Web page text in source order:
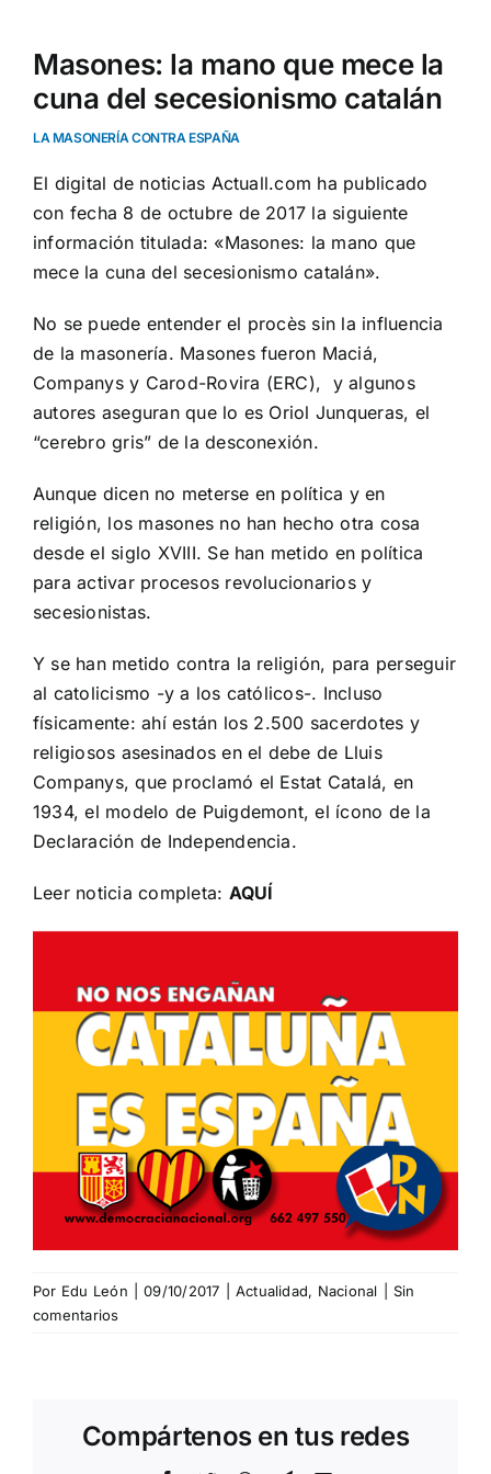
Masones: la mano que mece la
cuna del secesionismo catalán
LA MASONERÍA CONTRA ESPAÑA
El digital de noticias Actuall.com ha publicado
con fecha 8 de octubre de 2017 la siguiente
información titulada: «Masones: la mano que
mece la cuna del secesionismo catalán».
No se puede entender el procès sin la influencia
de la masonería. Masones fueron Maciá,
Companys y Carod-Rovira (ERC), y algunos
autores aseguran que lo es Oriol Junqueras, el
“cerebro gris” de la desconexión.
Aunque dicen no meterse en política y en
religión, los masones no han hecho otra cosa
desde el siglo XVIII. Se han metido en política
para activar procesos revolucionarios y
secesionistas.
Y se han metido contra la religión, para perseguir
al catolicismo -y a los católicos-. Incluso
físicamente: ahí están los 2.500 sacerdotes y
religiosos asesinados en el debe de Lluis
Companys, que proclamó el Estat Catalá, en
1934, el modelo de Puigdemont, el ícono de la
Declaración de Independencia.
Leer noticia completa: AQUÍ
Por Edu León 09/10/2017 Actualidad, Nacional
Sin
comentarios
Compártenos en tus redes